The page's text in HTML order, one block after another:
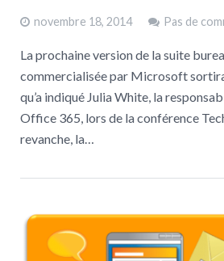
novembre 18, 2014 Pas de
La prochaine version de la suite
commercialisée par Microsoft sortira
qu’a indiqué Julia White, la
Office 365, lors de la conférence
revanche, la…